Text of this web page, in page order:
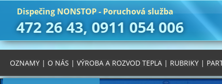
OZNAMY | O NÁS | VÝROBA A ROZVOD TEPLA | RUBRIKY |
Dispečing NONSTOP - Poruchová služba
472 26 43, 0911 054 006